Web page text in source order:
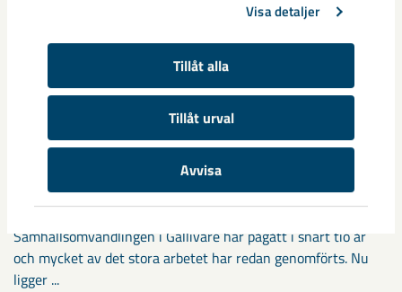
Visa detaljer
Tillåt alla
Tillåt urval
Avvisa
Fokus på östra Malmberget i
samhällsomvandlingen
Samhällsomvandlingen i Gällivare har pågått i snart tio år
och mycket av det stora arbetet har redan genomförts. Nu
ligger ...